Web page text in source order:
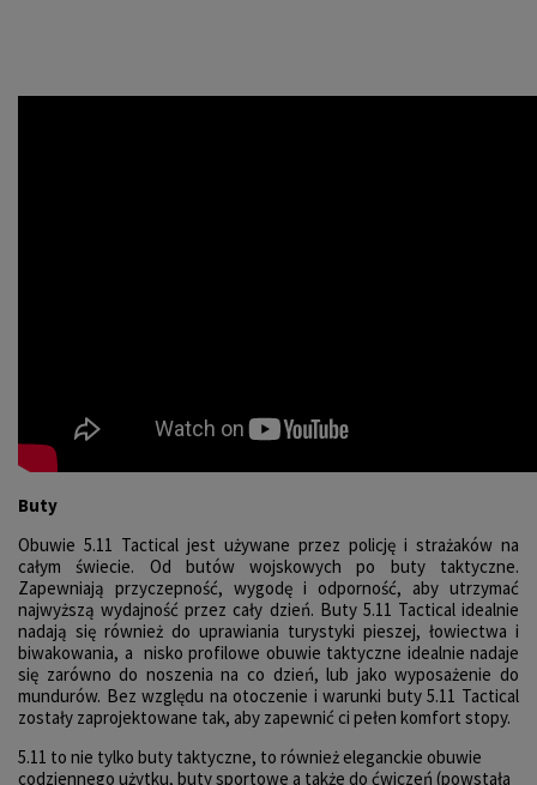
Buty
Obuwie 5.11 Tactical jest używane przez policję i strażaków na
całym świecie. Od butów wojskowych po buty taktyczne.
Zapewniają przyczepność, wygodę i odporność, aby utrzymać
najwyższą wydajność przez cały dzień. Buty 5.11 Tactical idealnie
nadają się również do uprawiania turystyki pieszej, łowiectwa i
biwakowania, a nisko profilowe obuwie taktyczne idealnie nadaje
się zarówno do noszenia na co dzień, lub jako wyposażenie do
mundurów. Bez względu na otoczenie i warunki buty 5.11 Tactical
zostały zaprojektowane tak, aby zapewnić ci pełen komfort stopy.
5.11 to nie tylko buty taktyczne, to również eleganckie obuwie
codziennego użytku, buty sportowe a także do ćwiczeń (powstała